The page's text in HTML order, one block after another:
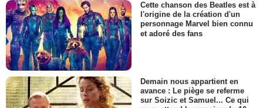
Cette chanson des Beatles est à
l'origine de la création d'un
personnage Marvel bien connu
et adoré des fans
Demain nous appartient en
avance : Le piège se referme
sur Soizic et Samuel... Ce qui